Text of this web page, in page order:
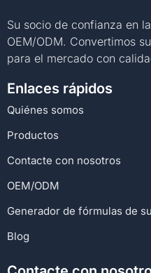
Su socio de confianza en
OEM/ODM. Convertimos
para el mercado con
Enlaces rápidos
Quiénes somos
Productos
Contacte con nosotros
OEM/ODM
Generador de fórmulas de
Blog